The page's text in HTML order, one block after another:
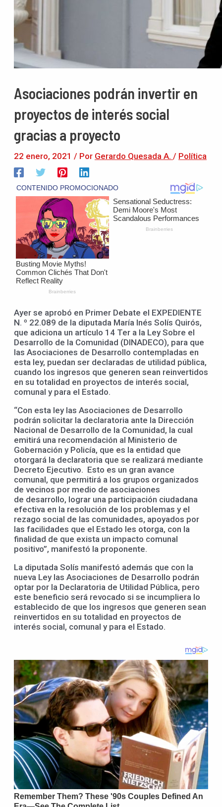
Asociaciones podrán invertir en
proyectos de interés social
gracias a proyecto
22 enero, 2021 / Por Gerardo Quesada A. / Política
Ayer se aprobó en Primer Debate el EXPEDIENTE
N. º 22.089 de la diputada María Inés Solís Quirós,
que adiciona un artículo 14 Ter a la Ley Sobre el
Desarrollo de la Comunidad (DINADECO), para que
las Asociaciones de Desarrollo contempladas en
esta ley, puedan ser declaradas de utilidad pública,
cuando los ingresos que generen sean reinvertidos
en su totalidad en proyectos de interés social,
comunal y para el Estado.
“Con esta ley las Asociaciones de Desarrollo
podrán solicitar la declaratoria ante la Dirección
Nacional de Desarrollo de la Comunidad, la cual
emitirá una recomendación al Ministerio de
Gobernación y Policía, que es la entidad que
otorgará la declaratoria que se realizará mediante
Decreto Ejecutivo. Esto es un gran avance
comunal, que permitirá a los grupos organizados
de vecinos por medio de asociaciones
de desarrollo, lograr una participación ciudadana
efectiva en la resolución de los problemas y el
rezago social de las comunidades, apoyados por
las facilidades que el Estado les otorga, con la
finalidad de que exista un impacto comunal
positivo”, manifestó la proponente.
La diputada Solís manifestó además que con la
nueva Ley las Asociaciones de Desarrollo podrán
optar por la Declaratoria de Utilidad Pública, pero
este beneficio será revocado si se incumpliera lo
establecido de que los ingresos que generen sean
reinvertidos en su totalidad en proyectos de
interés social, comunal y para el Estado.